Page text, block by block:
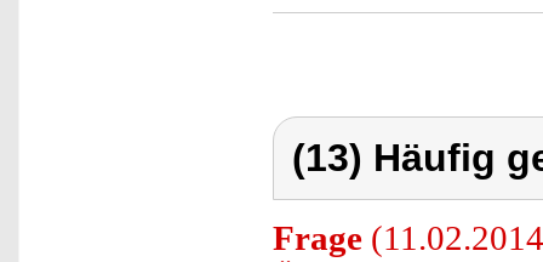
(13) Häufig
Frage